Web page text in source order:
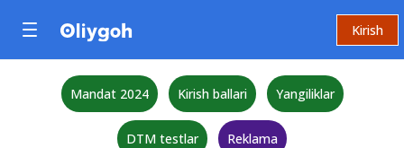
Kirish
Mandat 2024 Kirish ballari Yangiliklar
DTM testlar Reklama